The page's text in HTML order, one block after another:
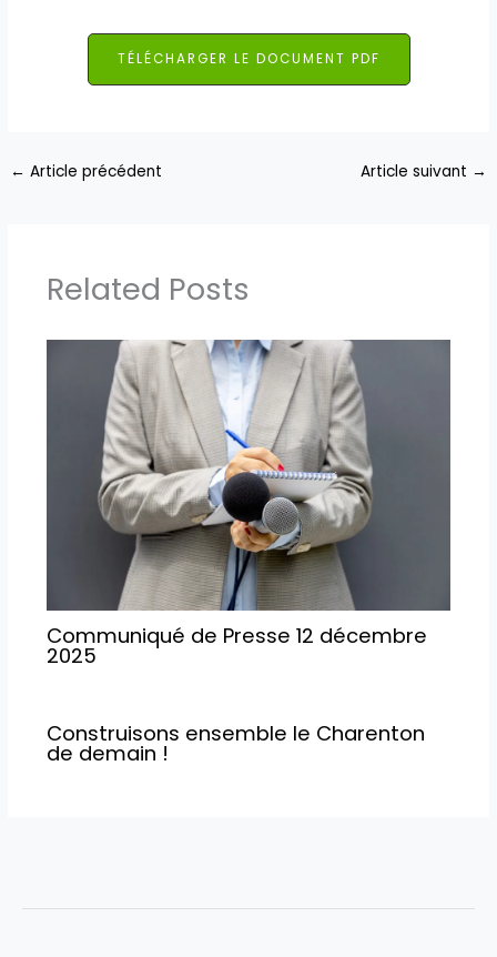
TÉLÉCHARGER LE DOCUMENT PDF
← Article précédent Article suivant →
Related Posts
Communiqué de Presse 12 décembre
2025
Construisons ensemble le Charenton
de demain !